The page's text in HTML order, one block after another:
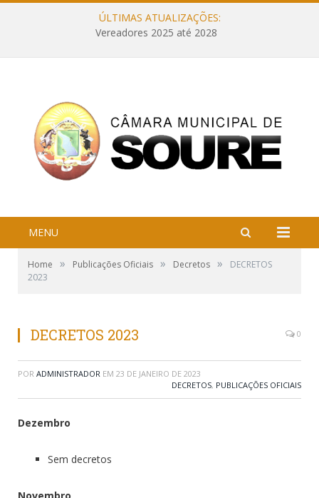
ÚLTIMAS ATUALIZAÇÕES:
Vereadores 2025 até 2028
MENU
Home » Publicações Oficiais » Decretos »
DECRETOS
2023
DECRETOS 2023 0
POR ADMINISTRADOR EM 23 DE JANEIRO DE 2023
DECRETOS, PUBLICAÇÕES OFICIAIS
Dezembro
Sem decretos